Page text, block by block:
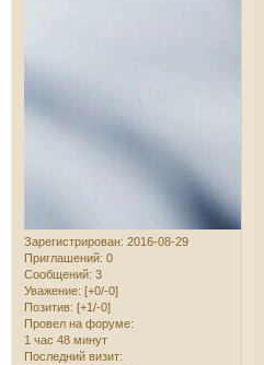
Зарегистрирован: 2016-08-29
Приглашений: 0
Сообщений: 3
Уважение: [+0/-0]
Позитив: [+1/-0]
Провел на форуме:
1 час 48 минут
Последний визит: